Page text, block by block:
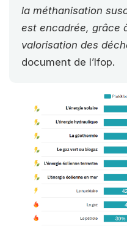
la méthanisation
est encadrée, grâce
valorisation des
document de l’Ifop.